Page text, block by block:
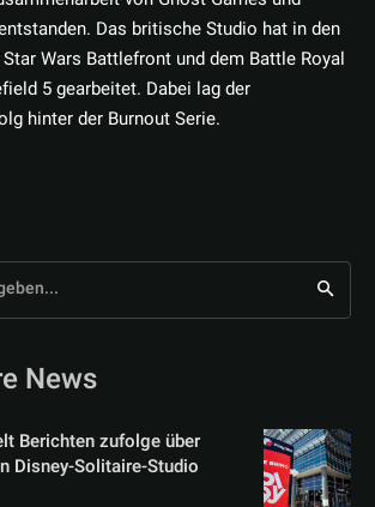
Das britische Studio hat in den
Wars Battlefront und dem Battle Royal
5 gearbeitet. Dabei lag der
hinter der Burnout Serie.
News
Berichten zufolge über
Disney-Solitaire-Studio